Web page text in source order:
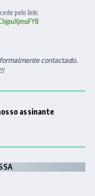
pelo link:
formalmente contactado.
assinante